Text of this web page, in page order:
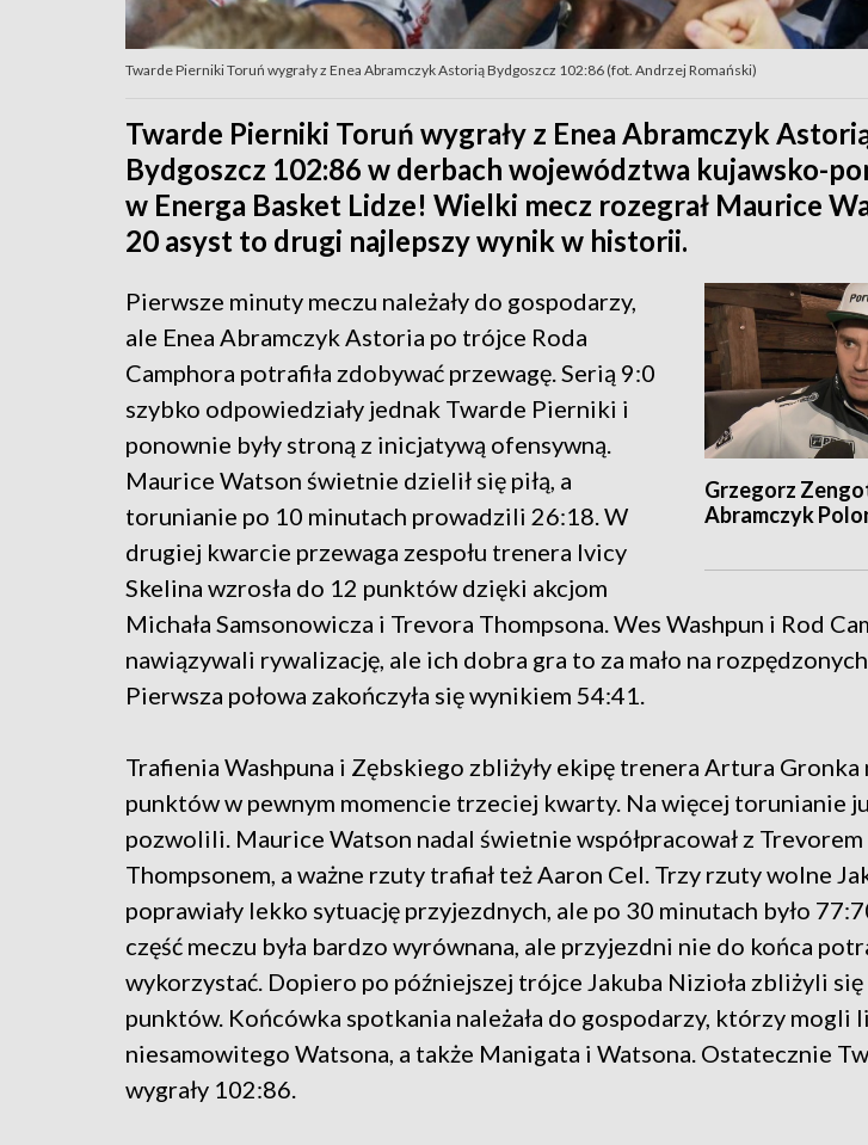
Twarde Pierniki Toruń wygrały z Enea Abramczyk Astorią Bydgoszcz 102:86 (fot. Andrzej Romański)
Twarde Pierniki Toruń wygrały z Enea Abramczyk
Bydgoszcz 102:86 w derbach województwa kujawsko-
w Energa Basket Lidze! Wielki mecz rozegrał Maurice
20 asyst to drugi najlepszy wynik w historii.
Grzegorz
Abramczyk
Pierwsze minuty meczu należały do gospodarzy,
ale Enea Abramczyk Astoria po trójce Roda
Camphora potrafiła zdobywać przewagę. Serią 9:0
szybko odpowiedziały jednak Twarde Pierniki i
ponownie były stroną z inicjatywą ofensywną.
Maurice Watson świetnie dzielił się piłą, a
torunianie po 10 minutach prowadzili 26:18. W
drugiej kwarcie przewaga zespołu trenera Ivicy
Skelina wzrosła do 12 punktów dzięki akcjom
Michała Samsonowicza i Trevora Thompsona. Wes Washpun i Rod
nawiązywali rywalizację, ale ich dobra gra to za mało na
Pierwsza połowa zakończyła się wynikiem 54:41.
Trafienia Washpuna i Zębskiego zbliżyły ekipę trenera Artura Gronka
punktów w pewnym momencie trzeciej kwarty. Na więcej torunianie
pozwolili. Maurice Watson nadal świetnie współpracował z Trevorem
Thompsonem, a ważne rzuty trafiał też Aaron Cel. Trzy rzuty wolne
poprawiały lekko sytuację przyjezdnych, ale po 30 minutach było
część meczu była bardzo wyrównana, ale przyjezdni nie do końca
wykorzystać. Dopiero po późniejszej trójce Jakuba Nizioła zbliżyli się
punktów. Końcówka spotkania należała do gospodarzy, którzy mogli
niesamowitego Watsona, a także Manigata i Watsona. Ostatecznie
wygrały 102:86.